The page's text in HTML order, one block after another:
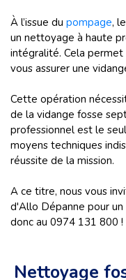
À l’issue du pompage, le
un nettoyage à haute
intégralité. Cela permet
vous assurer une
Cette opération
de la vidange fosse
professionnel est le
moyens techniques
réussite de la mission.
A ce titre, nous vous
d'Allo Dépanne pour
donc au 0974 131 800 !
Nettoyage